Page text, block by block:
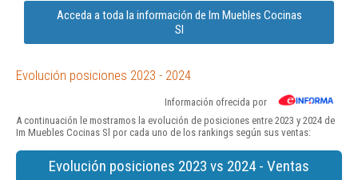
Acceda a toda la información de Im Muebles Cocinas
Sl
Evolución posiciones 2023 - 2024
Información ofrecida por
A continuación le mostramos la evolución de posiciones entre 2023 y 2024 de
Im Muebles Cocinas Sl por cada uno de los rankings según sus ventas:
Evolución posiciones 2023 vs 2024 - Ventas